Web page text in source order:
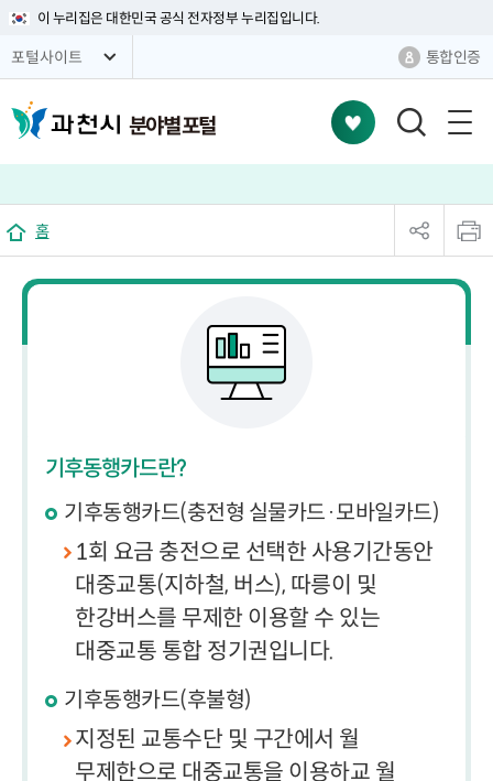
이 누리집은 대한민국 공식 전자정부 누리집입니다.
포털사이트 통합인증
분야별 포털
검
열
기
홈
sns
공
스
본
문
기후동행카드란?
기후동행카드(충전형 실물카드·모바일카드)
1회 요금 충전으로 선택한 사용기간동안
대중교통(지하철, 버스), 따릉이 및
한강버스를 무제한 이용할 수 있는
대중교통 통합 정기권입니다.
기후동행카드(후불형)
지정된 교통수단 및 구간에서 월
무제한으로 대중교통을 이용하교 월